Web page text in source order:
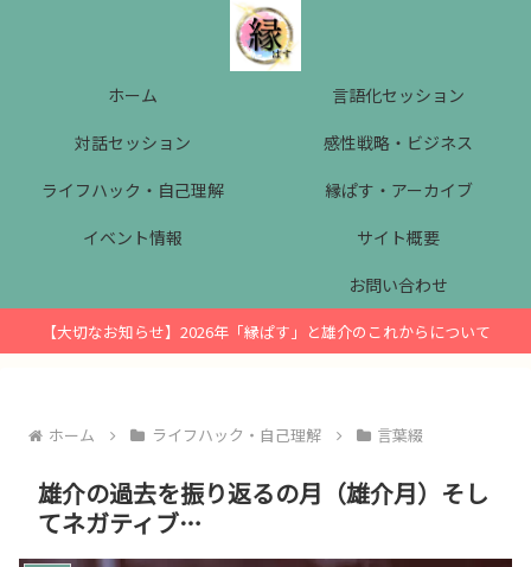
ホーム
言語化セッション
対話セッション
感性戦略・ビジネス
ライフハック・自己理解
縁ぱす・アーカイブ
イベント情報
サイト概要
お問い合わせ
【大切なお知らせ】2026年「縁ぱす」と雄介のこれからについて
ホーム ライフハック・自己理解 言葉綴
雄介の過去を振り返るの月（雄介月）そし
てネガティブ…